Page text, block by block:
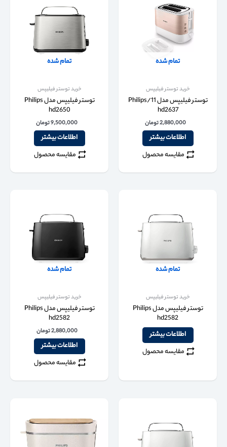
تمام شده
خرید توستر فیلیپس
توستر فیلیپس مدل 11/Philips
hd2637
2,880,000تومان
اطلاعات بیشتر
مقایسه محصول
تمام شده
خرید توستر فیلیپس
توستر فیلیپس مدل Philips
hd2650
9,500,000تومان
اطلاعات بیشتر
مقایسه محصول
تمام شده
خرید توستر فیلیپس
توستر فیلیپس مدل Philips
hd2582
اطلاعات بیشتر
مقایسه محصول
تمام شده
خرید توستر فیلیپس
توستر فیلیپس مدل Philips
hd2582
2,880,000تومان
اطلاعات بیشتر
مقایسه محصول